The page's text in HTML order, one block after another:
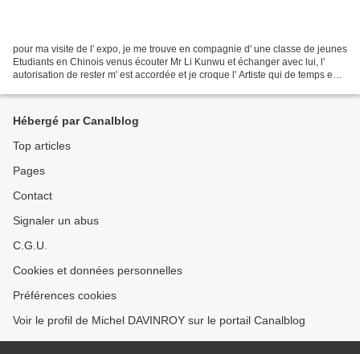
pour ma visite de l' expo, je me trouve en compagnie d' une classe de jeunes
Etudiants en Chinois venus écouter Mr Li Kunwu et échanger avec lui, l'
autorisation de rester m' est accordée et je croque l' Artiste qui de temps en
Hébergé par Canalblog
Top articles
Pages
Contact
Signaler un abus
C.G.U.
Cookies et données personnelles
Préférences cookies
Voir le profil de Michel DAVINROY sur le portail Canalblog